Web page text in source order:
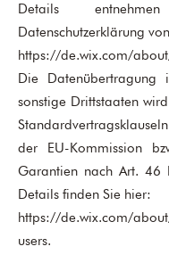
Details
Datenschutzerklärung
https://de.wix.com/
Die
sonstige Drittstaaten
Standardvertragsklauseln
der EU-Kommission
Garantien nach Art. 46
Details finden Sie hier:
https://de.wix.com/
users.